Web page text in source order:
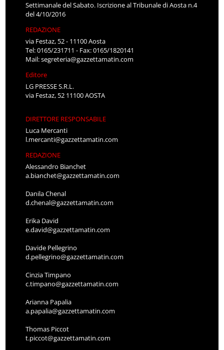
Settimanale del Sabato. Iscrizione al Tribunale di Aosta n.4
del 4/10/2016
REDAZIONE
via Festaz, 52 - 11100 Aosta
Tel: 0165/231711 - Fax: 0165/1820141
Mail:segreteria@gazzettamatin.com
Editore
LG PRESSE S.R.L.
via Festaz, 52 11100 AOSTA
DIRETTORE RESPONSABILE
Luca Mercanti
l.mercanti@gazzettamatin.com
REDAZIONE
Alessandro Bianchet
a.bianchet@gazzettamatin.com
Danila Chenal
d.chenal@gazzettamatin.com
Erika David
e.david@gazzettamatin.com
Davide Pellegrino
d.pellegrino@gazzettamatin.com
Cinzia Timpano
c.timpano@gazzettamatin.com
Arianna Papalia
a.papalia@gazzettamatin.com
Thomas Piccot
t.piccot@gazzettamatin.com